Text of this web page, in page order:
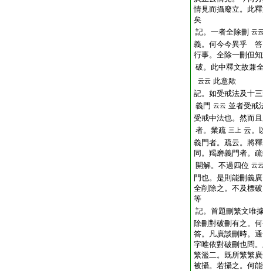
情見而攝廢立。此
矣
記。一者全除刪 云
義。何今今異乎 答
行事。全除一刪但
破。此中釋文故兼
云云 此意歟
記。如受戒法及十
義門 云云 並者受戒
受戒中法也。然而
者。業疏 三上 云。
義門者。疏云。將
同。羯磨義門者。
開解。不過四位 云
門也。是則能刪義
全削除之。不及標
等
記。首題刪繁文唯
除刪對破刪有之。
答。凡廣談刪時。
字唯依對破刪也問
繁濫二。既所繁繁
被攝。若攝之。何